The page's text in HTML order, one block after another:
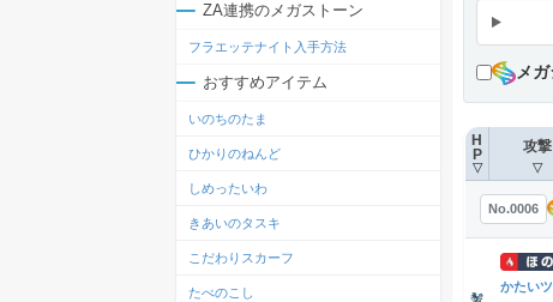
メ
H
P
▽
攻撃
▽
No.0006
かたい
ZA連携のメガストーン
フラエッテナイト入手方法
おすすめアイテム
いのちのたま
ひかりのねんど
しめったいわ
きあいのタスキ
こだわりスカーフ
たべのこし